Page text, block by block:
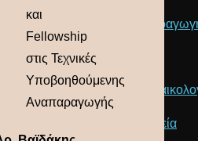
και
Fellowship
στις Τεχνικές
Υποβοηθούμενης
Αναπαραγωγής
Αγωγή και
Γυναικολογία
Αισθητική
Σεξουαλική Υγεία